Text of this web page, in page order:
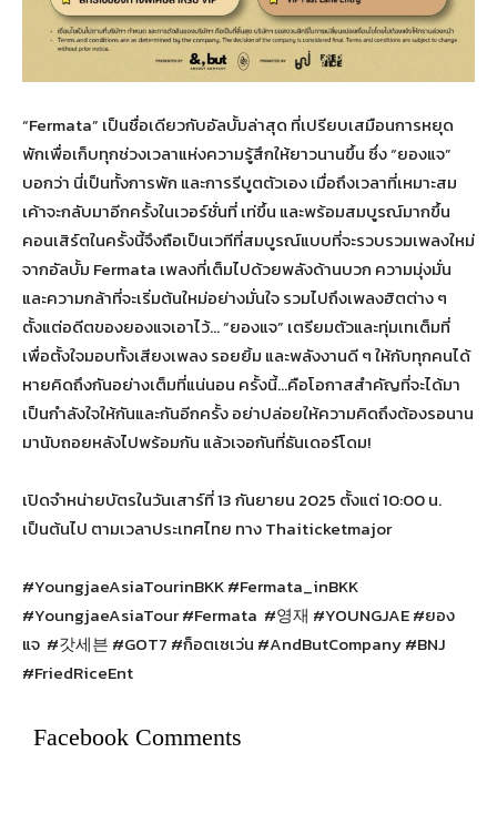
“Fermata” เป็นชื่อเดียวกับอัลบั้มล่าสุด ที่เปรียบเสมือนการหยุด
พักเพื่อเก็บทุกช่วงเวลาแห่งความรู้สึกให้ยาวนานขึ้น ซึ่ง “ยองแจ”
บอกว่า นี่เป็นทั้งการพัก และการรีบูตตัวเอง เมื่อถึงเวลาที่เหมาะสม
เค้าจะกลับมาอีกครั้งในเวอร์ชั่นที่ เท่ขึ้น และพร้อมสมบูรณ์มากขึ้น
คอนเสิร์ตในครั้งนี้จึงถือเป็นเวทีที่สมบูรณ์แบบที่จะรวบรวมเพลงใหม่
จากอัลบั้ม Fermata เพลงที่เต็มไปด้วยพลังด้านบวก ความมุ่งมั่น
และความกล้าที่จะเริ่มต้นใหม่อย่างมั่นใจ รวมไปถึงเพลงฮิตต่าง ๆ
ตั้งแต่อดีตของยองแจเอาไว้… “ยองแจ” เตรียมตัวและทุ่มเทเต็มที่
เพื่อตั้งใจมอบทั้งเสียงเพลง รอยยิ้ม และพลังงานดี ๆ ให้กับทุกคนได้
หายคิดถึงกันอย่างเต็มที่แน่นอน ครั้งนี้…คือโอกาสสำคัญที่จะได้มา
เป็นกำลังใจให้กันและกันอีกครั้ง อย่าปล่อยให้ความคิดถึงต้องรอนาน
มานับถอยหลังไปพร้อมกัน แล้วเจอกันที่ธันเดอร์โดม!
เปิดจำหน่ายบัตรในวันเสาร์ที่ 13 กันยายน 2025 ตั้งแต่ 10:00 น.
เป็นต้นไป ตามเวลาประเทศไทย ทาง Thaiticketmajor
#YoungjaeAsiaTourinBKK #Fermata_inBKK
#YoungjaeAsiaTour #Fermata #영재 #YOUNGJAE #ยอง
แจ #갓세븐 #GOT7 #ก็อตเซเว่น #AndButCompany #BNJ
#FriedRiceEnt
Facebook Comments